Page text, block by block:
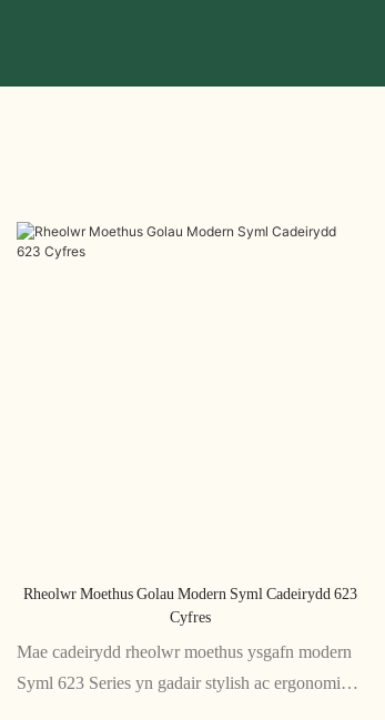
Rheolwr Moethus Golau Modern Syml Cadeirydd 623
Cyfres
Mae cadeirydd rheolwr moethus ysgafn modern
Syml 623 Series yn gadair stylish ac ergonomig a